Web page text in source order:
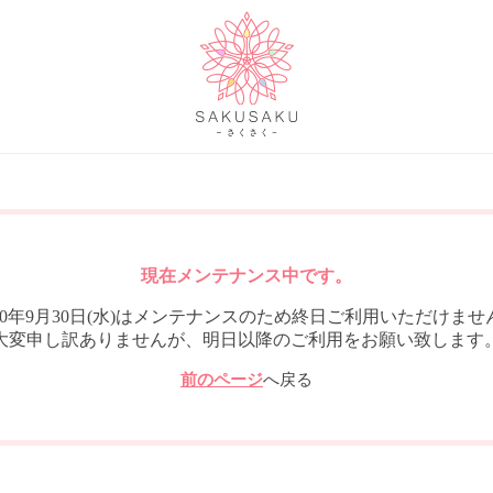
現在メンテナンス中です。
年9月30日(水)はメンテナンスのため終日ご利用いただけませ
変申し訳ありませんが、明日以降のご利用をお願い致します
前のページへ戻る